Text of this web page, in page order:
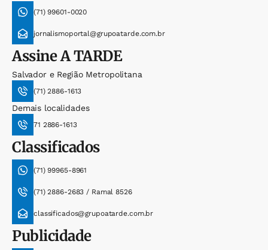
(71) 99601-0020
jornalismoportal@grupoatarde.com.br
AssineA TARDE
Salvador e Região Metropolitana
(71) 2886-1613
Demais localidades
71 2886-1613
Classificados
(71) 99965-8961
(71) 2886-2683 / Ramal 8526
classificados@grupoatarde.com.br
Publicidade